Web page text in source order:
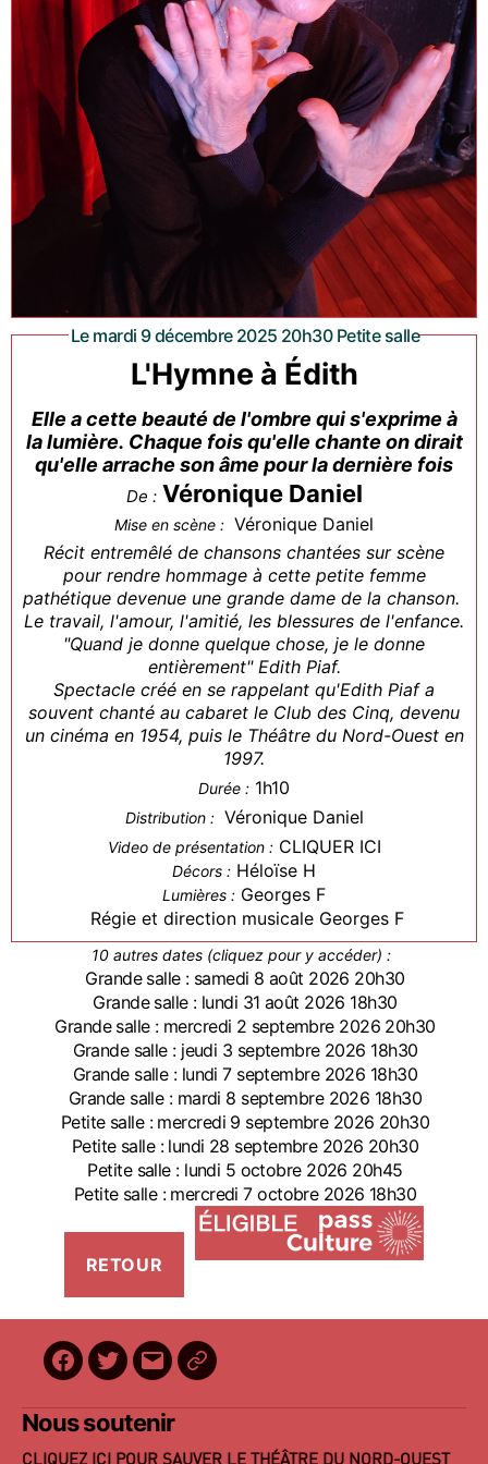
Le mardi 9 décembre 2025 20h30 Petite salle
L'Hymne à Édith
Elle a cette beauté de l'ombre qui s'exprime à
la lumière. Chaque fois qu'elle chante on dirait
qu'elle arrache son âme pour la dernière fois
De : Véronique Daniel
Mise en scène : Véronique Daniel
Récit entremêlé de chansons chantées sur scène
pour rendre hommage à cette petite femme
pathétique devenue une grande dame de la chanson.
Le travail, l'amour, l'amitié, les blessures de l'enfance.
"Quand je donne quelque chose, je le donne
entièrement" Edith Piaf.
Spectacle créé en se rappelant qu'Edith Piaf a
souvent chanté au cabaret le Club des Cinq, devenu
un cinéma en 1954, puis le Théâtre du Nord-Ouest en
1997.
Durée : 1h10
Distribution : Véronique Daniel
Video de présentation : CLIQUER ICI
Décors : Héloïse H
Lumières : Georges F
Régie et direction musicale Georges F
10 autres dates (cliquez pour y accéder) :
Grande salle : samedi 8 août 2026 20h30
Grande salle : lundi 31 août 2026 18h30
Grande salle : mercredi 2 septembre 2026 20h30
Grande salle : jeudi 3 septembre 2026 18h30
Grande salle : lundi 7 septembre 2026 18h30
Grande salle : mardi 8 septembre 2026 18h30
Petite salle : mercredi 9 septembre 2026 20h30
Petite salle : lundi 28 septembre 2026 20h30
Petite salle : lundi 5 octobre 2026 20h45
Petite salle : mercredi 7 octobre 2026 18h30
Facebook
Twitter
E-
mail
BilletReduc
Nous soutenir
CLIQUEZ ICI POUR SAUVER LE THÉÂTRE DU NORD-OUEST